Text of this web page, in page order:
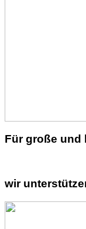
Für große und
wir